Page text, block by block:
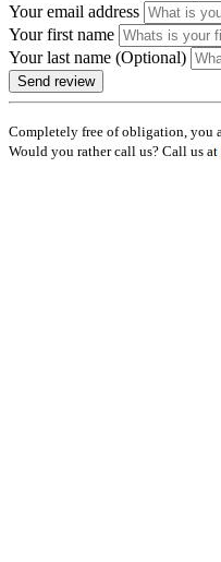
Your email address
Your first name
Your last name (Optional)
Send review
Completely free of obligation, you
Would you rather call us? Call us at